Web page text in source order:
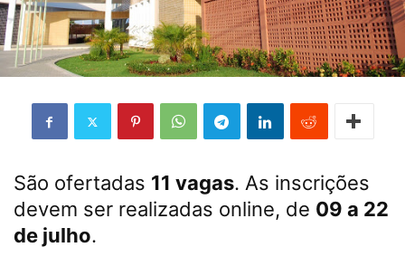
São ofertadas 11 vagas. As inscrições
devem ser realizadas online, de 09 a 22
de julho.